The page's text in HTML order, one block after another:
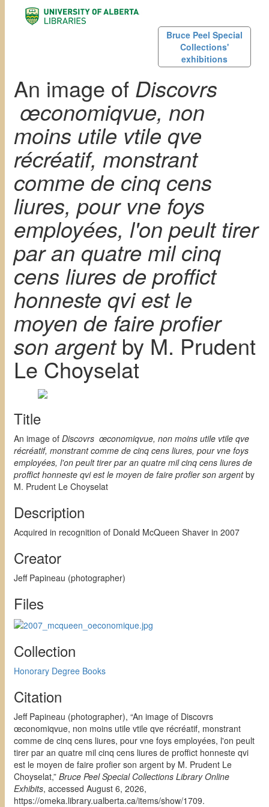
Bruce Peel Special
Collections'
exhibitions
An image of Discovrs
œconomiqvue, non
moins utile vtile qve
récréatif, monstrant
comme de cinq cens
liures, pour vne foys
employées, l'on peult tirer
par an quatre mil cinq
cens liures de proffict
honneste qvi est le
moyen de faire profier
son argentby M. Prudent
Le Choyselat
Title
An image of Discovrs œconomiqvue, non moins utile vtile qve
récréatif, monstrant comme de cinq cens liures, pour vne foys
employées, l'on peult tirer par an quatre mil cinq cens liures de
proffict honneste qvi est le moyen de faire profier son argentby
M. Prudent Le Choyselat
Description
Acquired in recognition of Donald McQueen Shaver in 2007
Creator
Jeff Papineau (photographer)
Files
Collection
Honorary Degree Books
Citation
Jeff Papineau (photographer), “An image of Discovrs
œconomiqvue, non moins utile vtile qve récréatif, monstrant
comme de cinq cens liures, pour vne foys employées, l'on peult
tirer par an quatre mil cinq cens liures de proffict honneste qvi
est le moyen de faire profier son argent by M. Prudent Le
Choyselat,” Bruce Peel Special Collections Library Online
Exhibits, accessed August 6, 2026,
https://omeka.library.ualberta.ca/items/show/1709.